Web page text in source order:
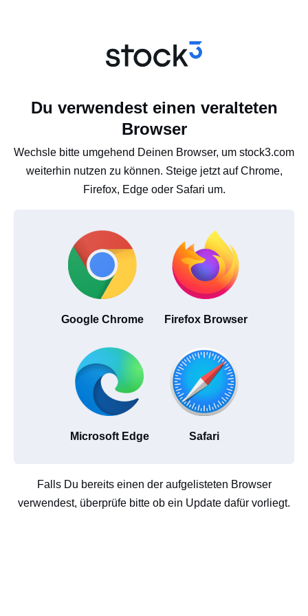
Du verwendest einen veralteten
Browser
Wechsle bitte umgehend Deinen Browser, um stock3.com
weiterhin nutzen zu können. Steige jetzt auf Chrome,
Firefox, Edge oder Safari um.
Google Chrome Firefox Browser
Microsoft Edge Safari
Falls Du bereits einen der aufgelisteten Browser
verwendest, überprüfe bitte ob ein Update dafür vorliegt.